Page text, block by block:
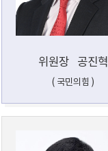
위원장공진혁
( 국민의힘 )